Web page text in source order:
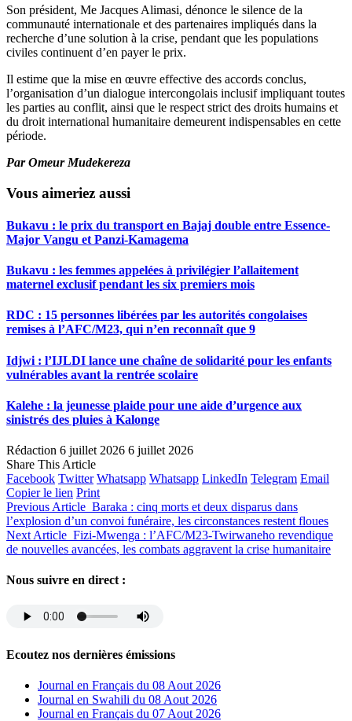
Son président, Me Jacques Alimasi, dénonce le silence de la
communauté internationale et des partenaires impliqués dans la
recherche d’une solution à la crise, pendant que les populations
civiles continuent d’en payer le prix.
Il estime que la mise en œuvre effective des accords conclus,
l’organisation d’un dialogue intercongolais inclusif impliquant toutes
les parties au conflit, ainsi que le respect strict des droits humains et
du droit international humanitaire demeurent indispensables en cette
période.
Par Omeur Mudekereza
Vous aimeriez aussi
Bukavu : le prix du transport en Bajaj double entre Essence-
Major Vangu et Panzi-Kamagema
Bukavu : les femmes appelées à privilégier l’allaitement
maternel exclusif pendant les six premiers mois
RDC : 15 personnes libérées par les autorités congolaises
remises à l’AFC/M23, qui n’en reconnaît que 9
Idjwi : l’IJLDI lance une chaîne de solidarité pour les enfants
vulnérables avant la rentrée scolaire
Kalehe : la jeunesse plaide pour une aide d’urgence aux
sinistrés des pluies à Kalonge
Rédaction 6 juillet 2026 6 juillet 2026
Share This Article
Facebook Twitter Whatsapp Whatsapp LinkedIn Telegram Email
Copier le lien Print
Previous Article Baraka : cinq morts et deux disparus dans
l’explosion d’un convoi funéraire, les circonstances restent floues
Next Article Fizi-Mwenga : l’AFC/M23-Twirwaneho revendique
de nouvelles avancées, les combats aggravent la crise humanitaire
Nous suivre en direct :
Ecoutez nos dernières émissions
Journal en Français du 08 Aout 2026
Journal en Swahili du 08 Aout 2026
Journal en Français du 07 Aout 2026